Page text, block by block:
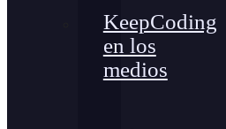
KeepCoding
en los
medios